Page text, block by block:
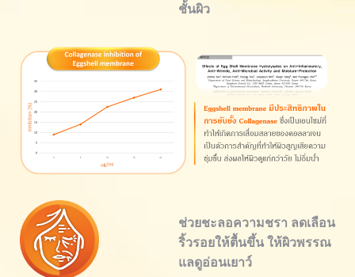
ชั้นผิว
ช่วยชะลอความชรา ลดเลือน
ริ้วรอยให้ตื้นขึ้น ให้ผิวพรรณ
แลดูอ่อนเยาว์